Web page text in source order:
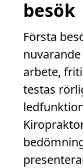
besök
Första
arbete,
testas